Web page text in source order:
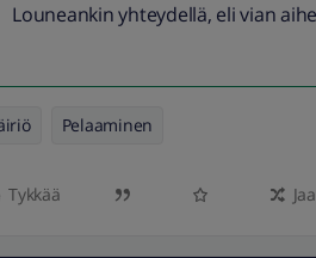
Louneankin yhteydellä, eli vian
Pelaaminen
Tykkää Jaa